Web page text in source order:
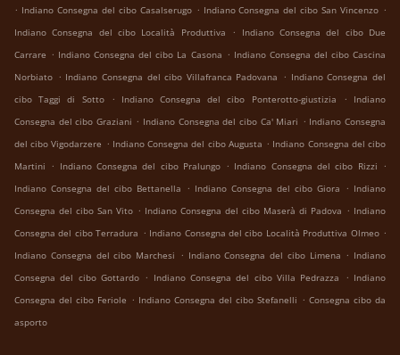
. Indiano Consegna del cibo Casalserugo . Indiano Consegna del cibo San Vincenzo .
Indiano Consegna del cibo Località Produttiva
.
Indiano Consegna del cibo Due
Carrare . Indiano Consegna del cibo La Casona . Indiano Consegna del cibo Cascina
Norbiato . Indiano Consegna del cibo Villafranca Padovana . Indiano Consegna del
cibo Taggi di Sotto
. Indiano Consegna del cibo Ponterotto-giustizia .
Indiano
Consegna del cibo Graziani . Indiano Consegna del cibo Ca' Miari . Indiano Consegna
del cibo Vigodarzere . Indiano Consegna del cibo Augusta . Indiano Consegna del cibo
Martini . Indiano Consegna del cibo Pralungo . Indiano Consegna del cibo Rizzi .
Indiano Consegna del cibo Bettanella . Indiano Consegna del cibo Giora . Indiano
Consegna del cibo San Vito . Indiano Consegna del cibo Maserà di Padova . Indiano
Consegna del cibo Terradura . Indiano Consegna del cibo Località Produttiva Olmeo .
Indiano Consegna del cibo Marchesi . Indiano Consegna del cibo Limena . Indiano
Consegna del cibo Gottardo . Indiano Consegna del cibo Villa Pedrazza . Indiano
Consegna del cibo Feriole . Indiano Consegna del cibo Stefanelli . Consegna cibo da
asporto